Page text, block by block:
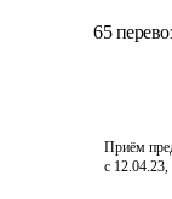
65
Приём
с